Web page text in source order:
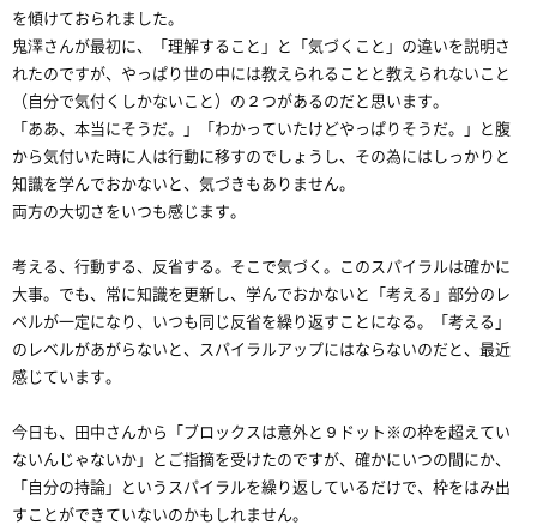
を傾けておられました。
鬼澤さんが最初に、「理解すること」と「気づくこと」の違いを説明さ
れたのですが、やっぱり世の中には教えられることと教えられないこと
（自分で気付くしかないこと）の２つがあるのだと思います。
「ああ、本当にそうだ。」「わかっていたけどやっぱりそうだ。」と腹
から気付いた時に人は行動に移すのでしょうし、その為にはしっかりと
知識を学んでおかないと、気づきもありません。
両方の大切さをいつも感じます。
考える、行動する、反省する。そこで気づく。このスパイラルは確かに
大事。でも、常に知識を更新し、学んでおかないと「考える」部分のレ
ベルが一定になり、いつも同じ反省を繰り返すことになる。「考える」
のレベルがあがらないと、スパイラルアップにはならないのだと、最近
感じています。
今日も、田中さんから「ブロックスは意外と９ドット※の枠を超えてい
ないんじゃないか」とご指摘を受けたのですが、確かにいつの間にか、
「自分の持論」というスパイラルを繰り返しているだけで、枠をはみ出
すことができていないのかもしれません。